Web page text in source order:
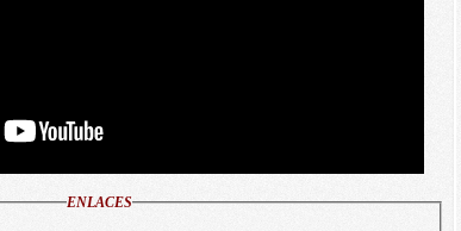
ENLACES